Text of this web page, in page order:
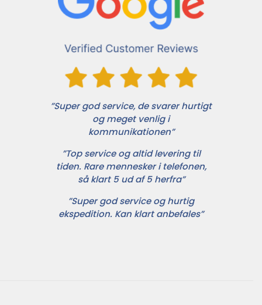
”Super god service, de svarer hurtigt
og meget venlig i
kommunikationen”
”Top service og altid levering til
tiden. Rare mennesker i telefonen,
så klart 5 ud af 5 herfra”
”Super god service og hurtig
ekspedition. Kan klart anbefales”